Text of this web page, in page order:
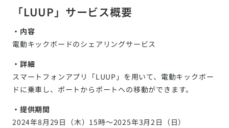
「LUUP」サービス概要
・内容
電動キックボードのシェアリングサービス
・詳細
スマートフォンアプリ「LUUP」を用いて、電動キックボー
ドに乗車し、ポートからポートへの移動ができます。
・提供期間
2024年8月29日（木）15時～2025年3月2日（日）